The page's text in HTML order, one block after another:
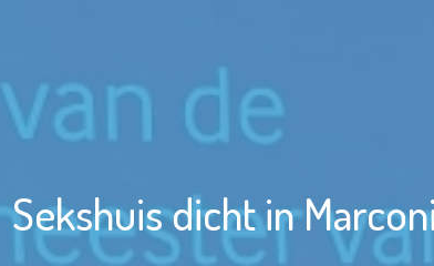
Sekshuis dicht in